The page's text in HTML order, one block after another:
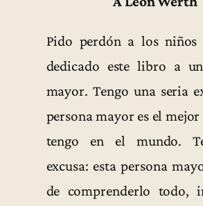
Pido perdón a los niños
dedicado este libro a
mayor. Tengo una seria
persona mayor es el
tengo en el mundo.
excusa: esta persona
de comprenderlo todo,